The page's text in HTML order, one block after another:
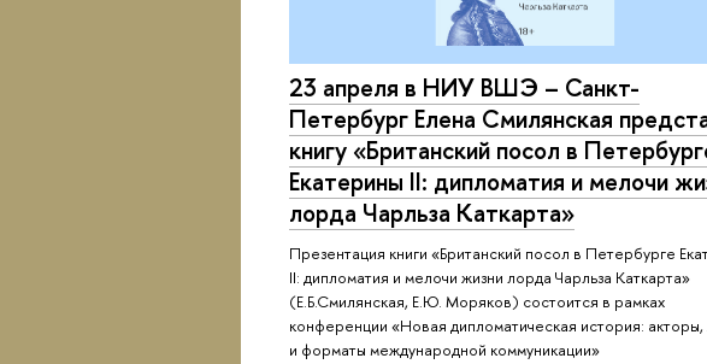
23 апреля в НИУ ВШЭ – Санкт-
Петербург Елена Смилянская
книгу «Британский посол в
Екатерины II: дипломатия и мелочи
лорда Чарльза Каткарта»
Презентация книги «Британский посол в Петербурге
II: дипломатия и мелочи жизни лорда Чарльза Каткарта»
(Е.Б.Смилянская, Е.Ю. Моряков) состоится в рамках
конференции «Новая дипломатическая история: акторы,
и форматы международной коммуникации»